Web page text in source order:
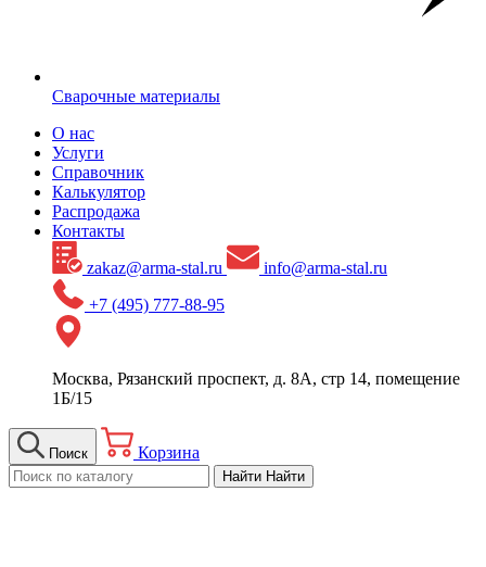
Сварочные материалы
О нас
Услуги
Справочник
Калькулятор
Распродажа
Контакты
zakaz@arma-stal.ru
info@arma-stal.ru
+7 (495) 777-88-95
Москва, Рязанский проспект, д. 8А, стр 14, помещение
1Б/15
Поиск Корзина
Найти Найти